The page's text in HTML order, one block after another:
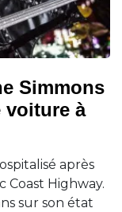
Simmons
voiture à
après
Coast Highway.
sur son état